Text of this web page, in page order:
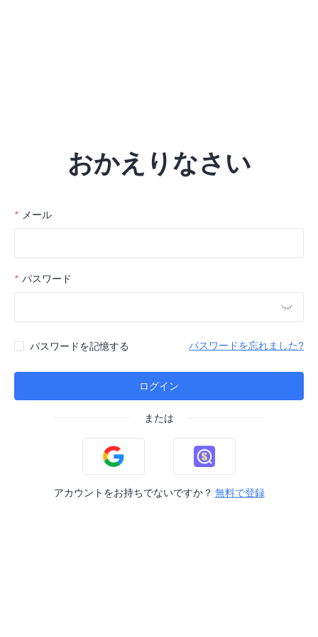
おかえりなさい
メール
パスワード
パスワードを記憶する パスワードを忘れました?
ログイン
または
アカウントをお持ちでないですか？ 無料で登録